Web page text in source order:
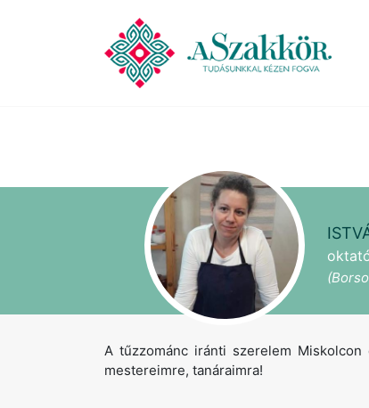
A tűzzománc iránti szerelem
mestereimre, tanáraimra!